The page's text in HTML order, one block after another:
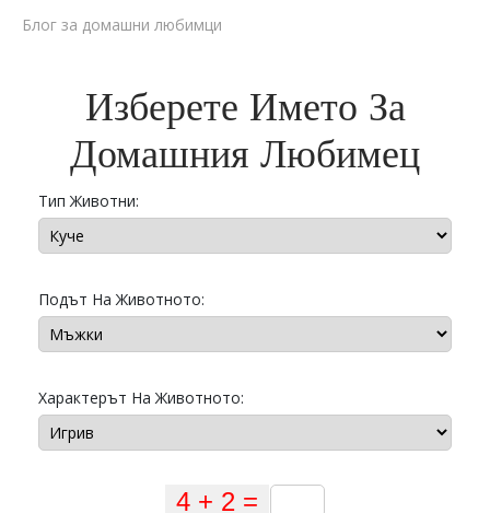
Блог за домашни любимци
Изберете Името За
Домашния Любимец
Тип Животни:
Подът На Животното:
Характерът На Животното: